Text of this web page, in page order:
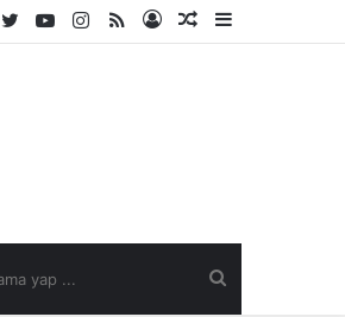
Kenar
Rastgele
Kayıt
RSS
Instagram
YouTube
Twitter